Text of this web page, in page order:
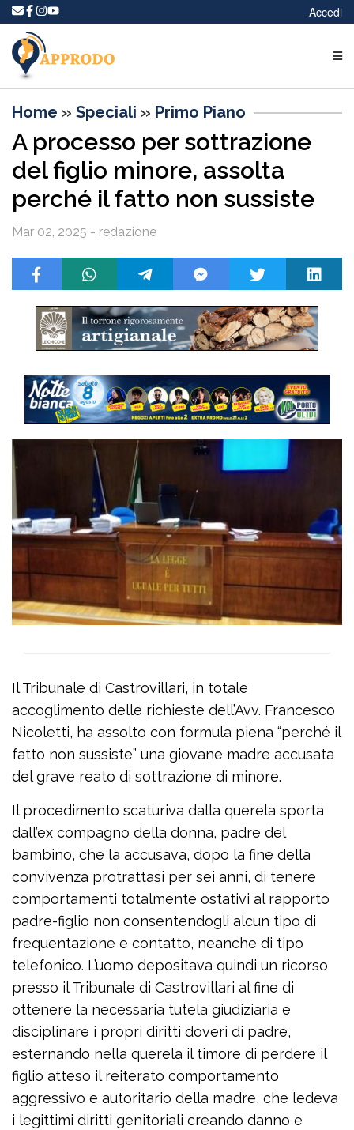
Accedi
Home » Speciali » Primo Piano
A processo per sottrazione
del figlio minore, assolta
perché il fatto non sussiste
Mar 02, 2025 - redazione
Il Tribunale di Castrovillari, in totale
accoglimento delle richieste dell’Avv. Francesco
Nicoletti, ha assolto con formula piena “perché il
fatto non sussiste” una giovane madre accusata
del grave reato di sottrazione di minore.
Il procedimento scaturiva dalla querela sporta
dall’ex compagno della donna, padre del
bambino, che la accusava, dopo la fine della
convivenza protrattasi per sei anni, di tenere
comportamenti totalmente ostativi al rapporto
padre-figlio non consentendogli alcun tipo di
frequentazione e contatto, neanche di tipo
telefonico. L’uomo depositava quindi un ricorso
presso il Tribunale di Castrovillari al fine di
ottenere la necessaria tutela giudiziaria e
disciplinare i propri diritti doveri di padre,
esternando nella querela il timore di perdere il
figlio atteso il reiterato comportamento
aggressivo e autoritario della madre, che ledeva
i legittimi diritti genitoriali creando danno e